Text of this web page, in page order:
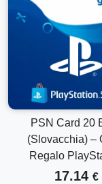
Slovacchia?
No, questo
riscattato solo su
Slovacchia.
PSN Card 20
(Slovacchia) –
Regalo
17.14 €